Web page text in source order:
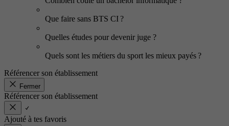
Que faire sans BTS CI ?
Quelles études pour devenir juge ?
Quels sont les métiers du sport les mieux payés ?
Référencer son établissement
Fermer
Référencer son établissement
Ajouté à tes favoris